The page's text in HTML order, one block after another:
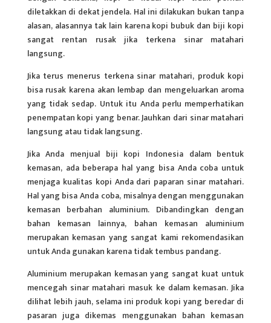
diletakkan di dekat jendela. Hal ini dilakukan bukan tanpa
alasan, alasannya tak lain karena kopi bubuk dan biji kopi
sangat rentan rusak jika terkena sinar matahari
langsung.
Jika terus menerus terkena sinar matahari, produk kopi
bisa rusak karena akan lembap dan mengeluarkan aroma
yang tidak sedap. Untuk itu Anda perlu memperhatikan
penempatan kopi yang benar. Jauhkan dari sinar matahari
langsung atau tidak langsung.
Jika Anda menjual biji kopi Indonesia dalam bentuk
kemasan, ada beberapa hal yang bisa Anda coba untuk
menjaga kualitas kopi Anda dari paparan sinar matahari.
Hal yang bisa Anda coba, misalnya dengan menggunakan
kemasan berbahan aluminium. Dibandingkan dengan
bahan kemasan lainnya, bahan kemasan aluminium
merupakan kemasan yang sangat kami rekomendasikan
untuk Anda gunakan karena tidak tembus pandang.
Aluminium merupakan kemasan yang sangat kuat untuk
mencegah sinar matahari masuk ke dalam kemasan. Jika
dilihat lebih jauh, selama ini produk kopi yang beredar di
pasaran juga dikemas menggunakan bahan kemasan